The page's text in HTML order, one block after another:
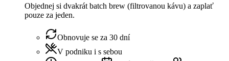
Objednej si dvakrát batch brew (filtrovanou kávu) a zaplať
pouze za jeden.
Obnovuje se za 30 dní
V podniku i s sebou